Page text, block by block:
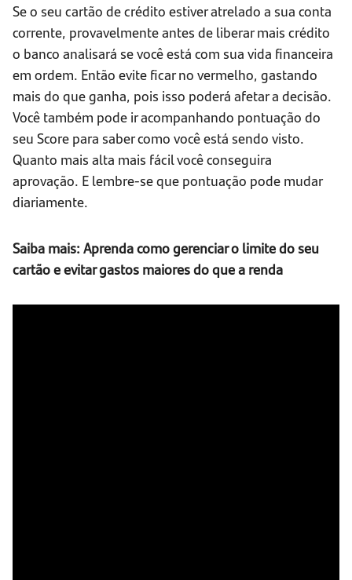
Se o seu cartão de crédito estiver atrelado a sua conta
corrente, provavelmente antes de liberar mais crédito
o banco analisará se você está com sua vida financeira
em ordem. Então evite ficar no vermelho, gastando
mais do que ganha, pois isso poderá afetar a decisão.
Você também pode ir acompanhando pontuação do
seu Score para saber como você está sendo visto.
Quanto mais alta mais fácil você conseguira
aprovação. E lembre-se que pontuação pode mudar
diariamente.
Saiba mais: Aprenda como gerenciar o limite do seu
cartão e evitar gastos maiores do que a renda